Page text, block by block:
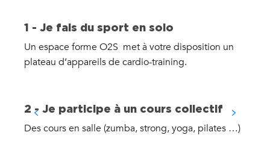
1 - Je fais du sport en solo
Un espace forme O2S met à votre disposition un
plateau d’appareils de cardio-training.
2 - Je participe à un cours collectif
Des cours en salle (zumba, strong, yoga, pilates …)